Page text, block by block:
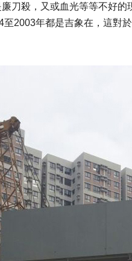
刀殺，又或血光等等不好
至2003年都是吉象在，這對